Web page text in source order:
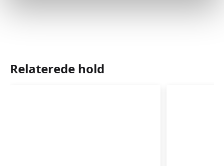
Relaterede hold